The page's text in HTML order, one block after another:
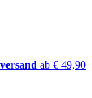
ab € 49,90